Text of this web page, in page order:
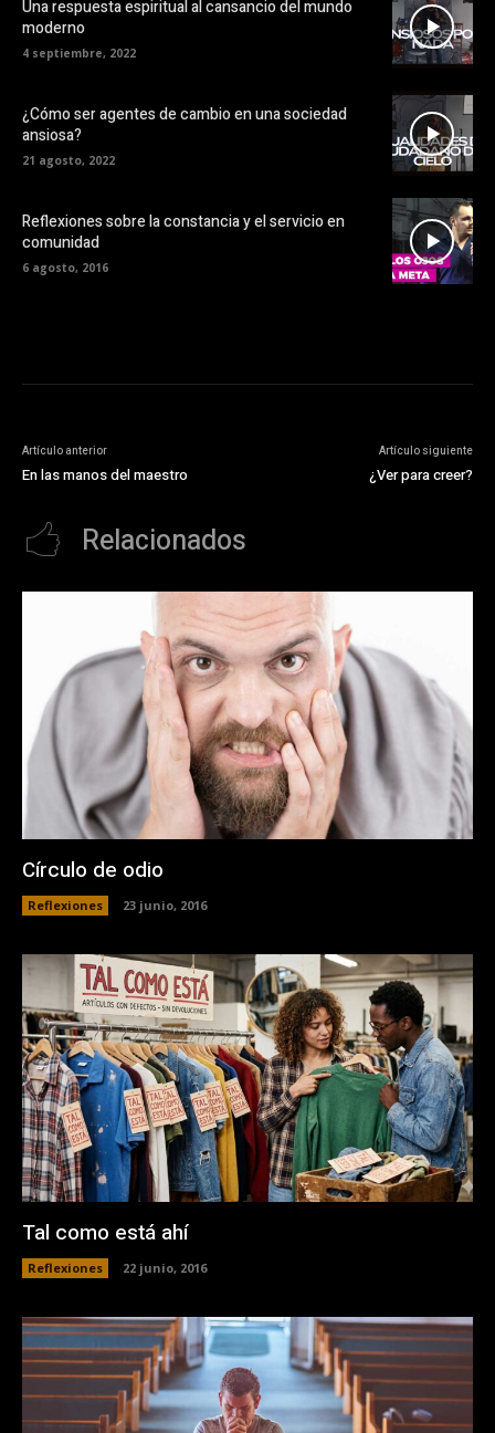
Una respuesta espiritual al cansancio del mundo
moderno
4 septiembre, 2022
¿Cómo ser agentes de cambio en una sociedad
ansiosa?
21 agosto, 2022
Reflexiones sobre la constancia y el servicio en
comunidad
6 agosto, 2016
Artículo anterior
En las manos del maestro
Artículo siguiente
¿Ver para creer?
Relacionados
Círculo de odio
Reflexiones 23 junio, 2016
Tal como está ahí
Reflexiones 22 junio, 2016